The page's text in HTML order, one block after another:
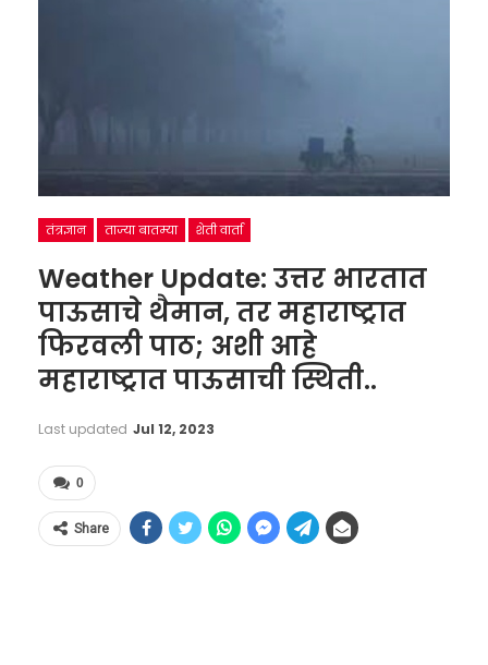
तंत्रज्ञान ताज्या बातम्या शेती वार्ता
Weather Update: उत्तर भारतात
पाऊसाचे थैमान, तर महाराष्ट्रात
फिरवली पाठ; अशी आहे
महाराष्ट्रात पाऊसाची स्थिती..
Last updated Jul 12, 2023
0
Share